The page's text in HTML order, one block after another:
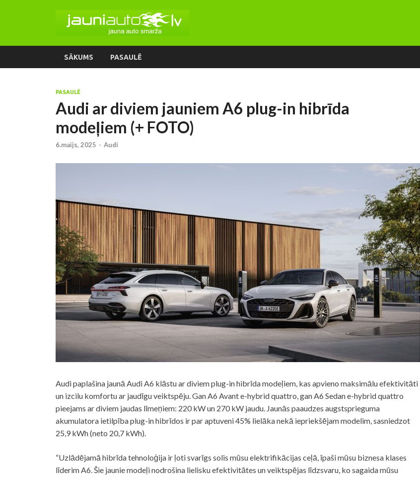
SĀKUMS PASAULĒ
PASAULĒ
Audi ar diviem jauniem A6 plug-in hibrīda
modeļiem (+ FOTO)
6.maijs, 2025 - Audi
Audi paplašina jaunā Audi A6 klāstu ar diviem plug-in hibrīda modeļiem, kas apvieno maksimālu efektivitāti
un izcilu komfortu ar jaudīgu veiktspēju. Gan A6 Avant e-hybrid quattro, gan A6 Sedan e-hybrid quattro
pieejams ar diviem jaudas līmeņiem: 220 kW un 270 kW jaudu. Jaunās paaudzes augstsprieguma
akumulatora ietilpība plug-in hibrīdos ir par aptuveni 45% lielāka nekā iepriekšējam modelim, sasniedzot
25,9 kWh (neto 20,7 kWh).
“Uzlādējamā hibrīda tehnoloģija ir ļoti svarīgs solis mūsu elektrifikācijas ceļā, īpaši mūsu biznesa klases
līderim A6. Šie jaunie modeļi nodrošina lielisku efektivitātes un veiktspējas līdzsvaru, ko sagaida mūsu